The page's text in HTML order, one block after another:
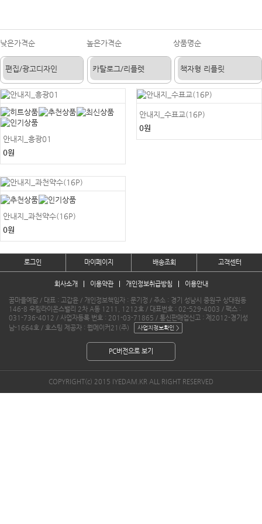
낮은가격순 높은가격순 상품명순
안내지_흥광01
0원
안내지_수표교(16P)
0원
안내지_과천약수(16P)
0원
로그인 마이페이지 배송조회 고객센터
회사소개 이용약관 개인정보취급방침 이용안내
꿈마을예닮 / 대표 : 고갑윤 / 개인정보책임자 : 문기정 / 주소 : 경기 성남시 중원구 상대원동
146-8 우림라이온스밸리 2차 A동 1211, 1212호 / 대표번호 : 02-529-4003 / 팩스 :
031-736-4012 / 사업자등록 번호 : 201-03-71865 / 통신판매업신고 : 제2012-경기성
남-1664호 / 호스팅 제공자 : 웹메이커21(주)
PC버전으로 보기
COPYRIGHT(c) 2015 IYEDAM.KR ALL RIGHT RESERVED